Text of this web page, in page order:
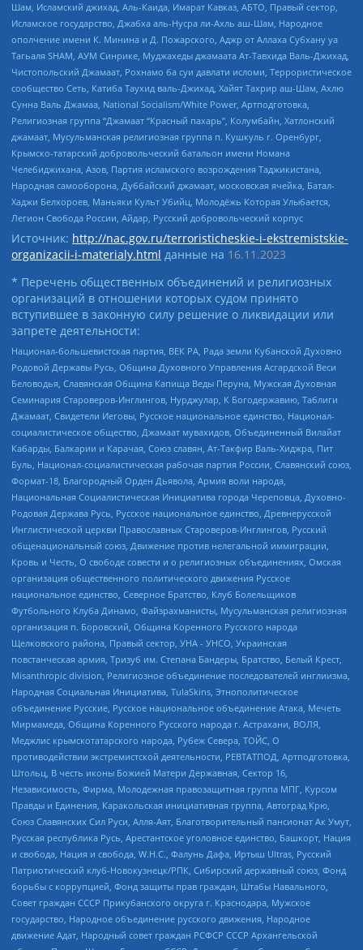
Шам, Исламский джихад, Аль-Каида, Имарат Кавказ, АБТО, Правый сектор,
Исламское государство, Джабха аль-Нусра ли-Ахль аш-Шам, Народное
ополчение имени К. Минина и Д. Пожарского, Аджр от Аллаха Субхану уа
Тагьаля SHAM, АУМ Синрике, Муджахеды джамаата Ат-Тавхида Валь-Джихад,
Чистопольский Джамаат, Рохнамо ба суи давлати исломи, Террористическое
сообщество Сеть, Катиба Таухид валь-Джихад, Хайят Тахрир аш-Шам, Ахлю
Сунна Валь Джамаа, National Socialism/White Power, Артподготовка,
Религиозная группа “Джамаат “Красный пахарь”, Колумбайн, Хатлонский
джамаат, Мусульманская религиозная группа п. Кушкуль г. Оренбург,
Крымско-татарский добровольческий батальон имени Номана
Челебиджихана, Азов, Партия исламского возрождения Таджикистана,
Народная самооборона, Дуббайский джамаат, московская ячейка, Батал-
Хаджи Белхороев, Маньяки Культ Убийц, Молодёжь Которая Улыбается,
Легион Свобода России, Айдар, Русский добровольческий корпус
Источник: http://nac.gov.ru/terroristicheskie-i-ekstremistskie-
organizacii-i-materialy.html данные на 16.11.2023
* Перечень общественных объединений и религиозных
организаций в отношении которых судом принято
вступившее в законную силу решение о ликвидации или
запрете деятельности:
Национал-большевистская партия, ВЕК РА, Рада земли Кубанской Духовно
Родовой Державы Русь, Община Духовного Управления Асгардской Веси
Беловодья, Славянская Община Капища Веды Перуна, Мужская Духовная
Семинария Староверов-Инглингов, Нурджулар, К Богодержавию, Таблиги
Джамаат, Свидетели Иеговы, Русское национальное единство, Национал-
социалистическое общество, Джамаат мувахидов, Объединенный Вилайат
Кабарды, Балкарии и Карачая, Союз славян, Ат-Такфир Валь-Хиджра, Пит
Буль, Национал-социалистическая рабочая партия России, Славянский союз,
Формат-18, Благородный Орден Дьявола, Армия воли народа,
Национальная Социалистическая Инициатива города Череповца, Духовно-
Родовая Держава Русь, Русское национальное единство, Древнерусской
Инглистической церкви Православных Староверов-Инглингов, Русский
общенациональный союз, Движение против нелегальной иммиграции,
Кровь и Честь, О свободе совести и о религиозных объединениях, Омская
организация общественного политического движения Русское
национальное единство, Северное Братство, Клуб Болельщиков
Футбольного Клуба Динамо, Файзрахманисты, Мусульманская религиозная
организация п. Боровский, Община Коренного Русского народа
Щелковского района, Правый сектор, УНА - УНСО, Украинская
повстанческая армия, Тризуб им. Степана Бандеры, Братство, Белый Крест,
Misanthropic division, Религиозное объединение последователей инглиизма,
Народная Социальная Инициатива, TulaSkins, Этнополитическое
объединение Русские, Русское национальное объединение Атака, Мечеть
Мирмамеда, Община Коренного Русского народа г. Астрахани, ВОЛЯ,
Меджлис крымскотатарского народа, Рубеж Севера, ТОЙС, О
противодействии экстремистской деятельности, РЕВТАТПОД, Артподготовка,
Штольц, В честь иконы Божией Матери Державная, Сектор 16,
Независимость, Фирма, Молодежная правозащитная группа МПГ, Курсом
Правды и Единения, Каракольская инициативная группа, Автоград Крю,
Союз Славянских Сил Руси, Алля-Аят, Благотворительный пансионат Ак Умут,
Русская республика Русь, Арестантское уголовное единство, Башкорт, Нация
и свобода, Нация и свобода, W.H.С., Фалунь Дафа, Иртыш Ultras, Русский
Патриотический клуб-Новокузнецк/РПК, Сибирский державный союз, Фонд
борьбы с коррупцией, Фонд защиты прав граждан, Штабы Навального,
Совет граждан СССР Прикубанского округа г. Краснодара, Мужское
государство, Народное объединение русского движения, Народное
движение Адат, Народный совет граждан РСФСР СССР Архангельской